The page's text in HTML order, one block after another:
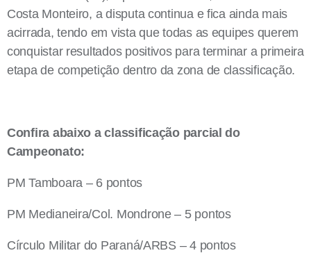
Costa Monteiro, a disputa continua e fica ainda mais
acirrada, tendo em vista que todas as equipes querem
conquistar resultados positivos para terminar a primeira
etapa de competição dentro da zona de classificação.
Confira abaixo a classificação parcial do
Campeonato:
PM Tamboara – 6 pontos
PM Medianeira/Col. Mondrone – 5 pontos
Círculo Militar do Paraná/ARBS – 4 pontos